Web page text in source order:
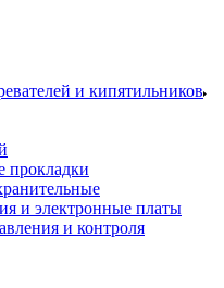
и кипятильников
прокладки
и электронные платы
и контроля